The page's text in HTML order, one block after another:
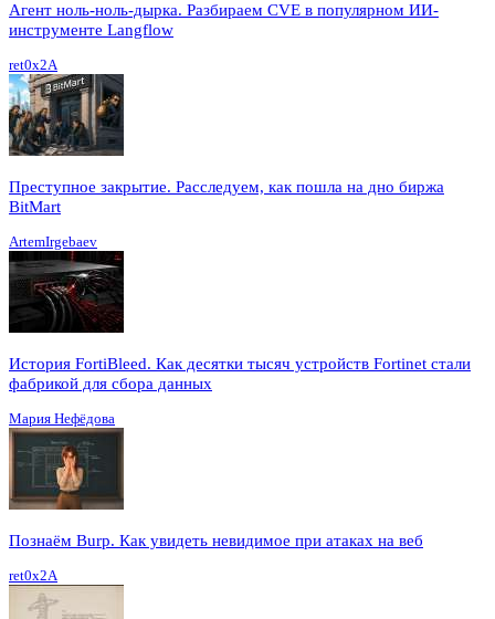
Агент ноль-ноль-дырка. Разбираем CVE в популярном ИИ-
инструменте Langflow
ret0x2A
Преступное закрытие. Расследуем, как пошла на дно биржа
BitMart
ArtemIrgebaev
История FortiBleed. Как десятки тысяч устройств Fortinet стали
фабрикой для сбора данных
Мария Нефёдова
Познаём Burp. Как увидеть невидимое при атаках на веб
ret0x2A